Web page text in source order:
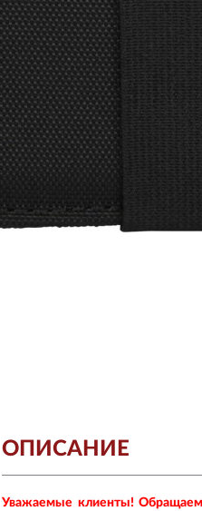
ОПИСАНИЕ
Уважаемые клиенты!